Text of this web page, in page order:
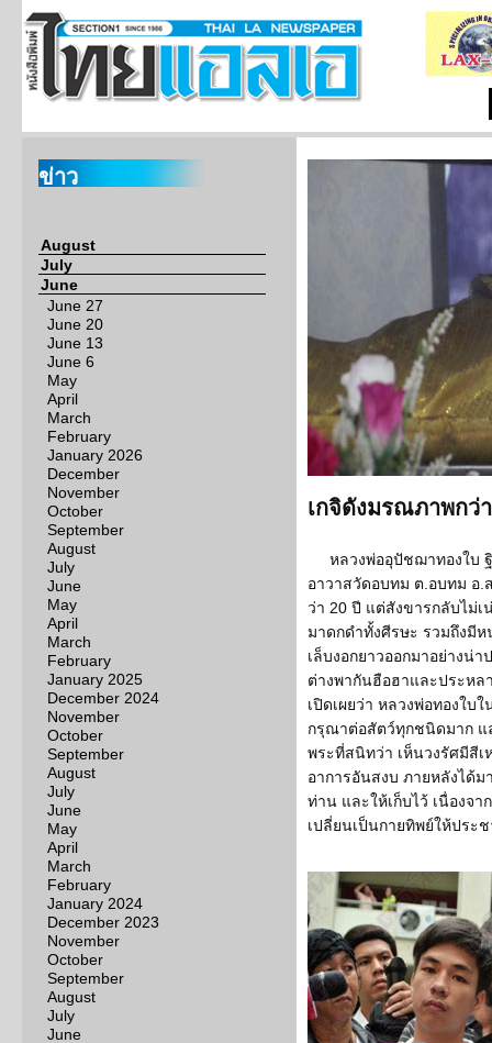
ข่าว
August
July
June
June 27
June 20
June 13
June 6
May
April
March
February
January 2026
December
November
October
September
August
July
June
May
April
March
February
January 2025
December 2024
November
October
September
August
July
June
May
April
March
February
January 2024
December 2023
November
October
September
August
July
June
เกจิดังมรณภาพกว่
หลวงพ่ออุปัชฌาทองใบ
อาวาสวัดอบทม ต.อบทม อ.
ว่า 20 ปี แต่สังขารกลับไม่เ
มาดกดำทั้งศีรษะ รวมถึงมี
เล็บงอกยาวออกมาอย่างน่
ต่างพากันฮือฮาและประหล
เปิดเผยว่า หลวงพ่อทองใบ
กรุณาต่อสัตว์ทุกชนิดมาก
พระที่สนิทว่า เห็นวงรัศมีสีเ
อาการอันสงบ ภายหลังได้ม
ท่าน และให้เก็บไว้ เนื่องจ
เปลี่ยนเป็นกายทิพย์ให้ประ